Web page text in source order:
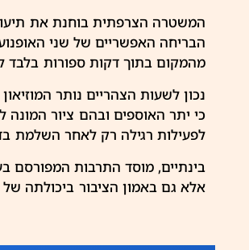
המשטרה הצרפתית בוחנת את
הבריחה האפשריים של שני
מהמקום בתוך דקות ספורות בלבד
נכון לשעות הצהריים נותר
כי יתר האוספים ובהם ציור המונה
לפעילות רגילה רק לאחר השלמת
בינתיים, מוסד התרבות המפורסם
אלא גם באמון הציבור ביכולתה